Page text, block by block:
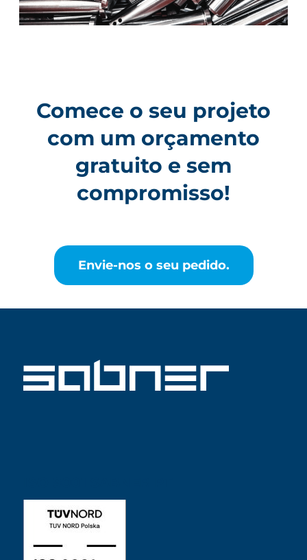
Comece o seu projeto
com um orçamento
gratuito e sem
compromisso!
Envie-nos o seu pedido.